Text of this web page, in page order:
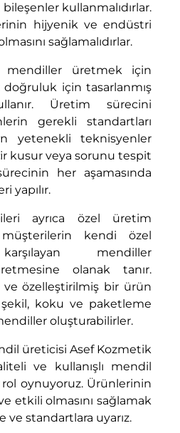
kullanmalıdırlar.
hijyenik ve endüstri
sağlamalıdırlar.
mendiller üretmek için
için tasarlanmış
Üretim sürecini
gerekli standartları
yetenekli teknisyenler
kusur veya sorunu tespit
her aşamasında
yapılır.
ayrıca özel üretim
kendi özel
mendiller
olanak tanır.
ve özelleştirilmiş bir ürün
koku ve paketleme
oluşturabilirler.
üreticisi Asef Kozmetik
ve kullanışlı mendil
oynuyoruz. Ürünlerinin
etkili olmasını sağlamak
ve standartlara uyarız.